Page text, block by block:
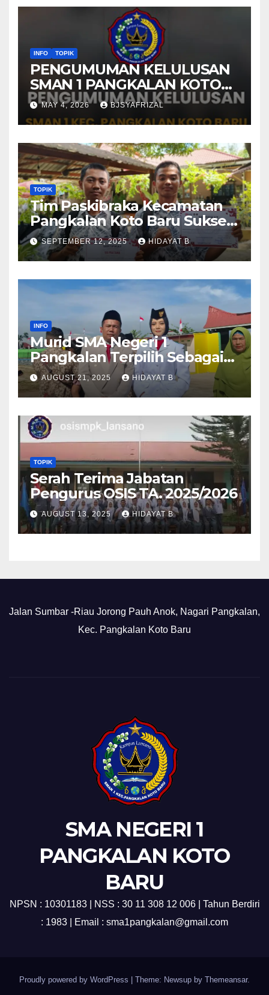
INFO TOPIK
PENGUMUMAN KELULUSAN
SMAN 1 PANGKALAN KOTO
BARU TAHUN AJARAN 2025-
2026
MAY 4, 2026 BJSYAFRIZAL
TOPIK
Tim Paskibraka Kecamatan
Pangkalan Koto Baru Sukses
Laksanakan Tugas pada
Upacara 17 Agustus 2025
SEPTEMBER 12, 2025 HIDAYAT B
INFO
Murid SMA Negeri 1
Pangkalan Terpilih Sebagai
Anggota Paskibra Tingkat
Kabupaten Lima Puluh Kota
AUGUST 21, 2025 HIDAYAT B
TOPIK
Serah Terima Jabatan
Pengurus OSIS TA. 2025/2026
AUGUST 13, 2025 HIDAYAT B
Jalan Sumbar -Riau Jorong Pauh Anok, Nagari Pangkalan,
Kec. Pangkalan Koto Baru
SMA NEGERI 1
PANGKALAN KOTO
BARU
NPSN : 10301183 | NSS : 30 11 308 12 006 | Tahun Berdiri
: 1983 | Email : sma1pangkalan@gmail.com
Proudly powered by WordPress | Theme: Newsup by Themeansar.